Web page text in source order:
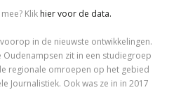
Klik hier voor de data.
in de nieuwste ontwikkelingen.
Oudenampsen zit in een studiegroep
regionale omroepen op het gebied
Journalistiek. Ook was ze in in 2017